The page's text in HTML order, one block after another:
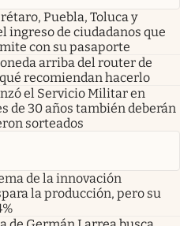
Puebla, Toluca y
ingreso de ciudadanos que
con su pasaporte
arriba del router de
recomiendan hacerlo
el Servicio Militar en
de 30 años también deberán
sorteados
de la innovación
la producción, pero su